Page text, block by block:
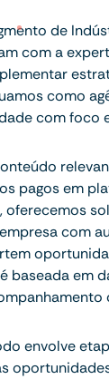
de
com a
como
com foco
pagos em
oferecemos
com
baseada em
envolve